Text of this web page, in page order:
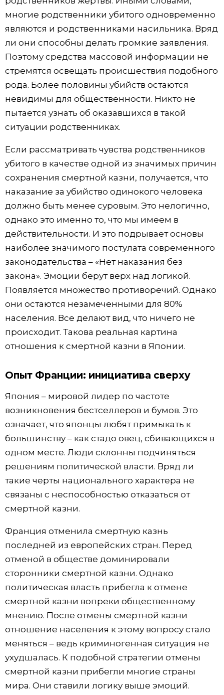
многие родственники убитого одновременно
являются и родственниками насильника. Вряд
ли они способны делать громкие заявления.
Поэтому средства массовой информации не
стремятся освещать происшествия подобного
рода. Более половины убийств остаются
невидимы для общественности. Никто не
пытается узнать об оказавшихся в такой
ситуации родственниках.
Если рассматривать чувства родственников
убитого в качестве одной из значимых причин
сохранения смертной казни, получается, что
наказание за убийство одинокого человека
должно быть менее суровым. Это нелогично,
однако это именно то, что мы имеем в
действительности. И это подрывает основы
наиболее значимого постулата современного
законодательства – «Нет наказания без
закона». Эмоции берут верх над логикой.
Появляется множество противоречий. Однако
они остаются незамеченными для 80%
населения. Все делают вид, что ничего не
происходит. Такова реальная картина
отношения к смертной казни в Японии.
Опыт Франции: инициатива сверху
Япония – мировой лидер по частоте
возникновения бестселлеров и бумов. Это
означает, что японцы любят примыкать к
большинству – как стадо овец, сбивающихся в
одном месте. Люди склонны подчиняться
решениям политической власти. Вряд ли
такие черты национального характера не
связаны с неспособностью отказаться от
смертной казни.
Франция отменила смертную казнь
последней из европейских стран. Перед
отменой в обществе доминировали
сторонники смертной казни. Однако
политическая власть прибегла к отмене
смертной казни вопреки общественному
мнению. После отмены смертной казни
отношение населения к этому вопросу стало
меняться – ведь криминогенная ситуация не
ухудшалась. К подобной стратегии отмены
смертной казни прибегли многие страны
мира. Они ставили логику выше эмоций.